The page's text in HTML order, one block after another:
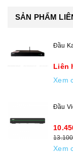
SẢN PHẨM
Đầu
Liên
Xem
Đầu
Xem